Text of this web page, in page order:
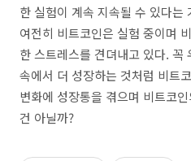
한 실험이 계속 지속될 수 있다는
여전히 비트코인은 실험 중이며
한 스트레스를 견뎌내고 있다. 꼭
속에서 더 성장하는 것처럼 비트
변화에 성장통을 겪으며 비트코
건 아닐까?